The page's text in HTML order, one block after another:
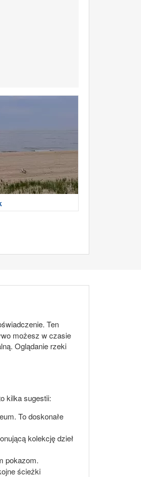
Ten
możesz w czasie
Oglądanie rzeki
kilka sugestii:
To doskonałe
kolekcję dzieł
pokazom.
ścieżki